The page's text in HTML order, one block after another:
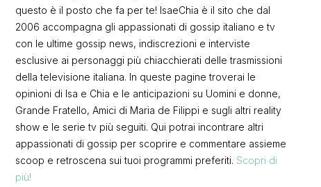
questo è il posto che fa per te! IsaeChia è il sito che dal
2006 accompagna gli appassionati di gossip italiano e tv
con le ultime gossip news, indiscrezioni e interviste
esclusive ai personaggi più chiacchierati delle trasmissioni
della televisione italiana. In queste pagine troverai le
opinioni di Isa e Chia e le anticipazioni su Uomini e donne,
Grande Fratello, Amici di Maria de Filippi e sugli altri reality
show e le serie tv più seguiti. Qui potrai incontrare altri
appassionati di gossip per scoprire e commentare assieme
scoop e retroscena sui tuoi programmi preferiti. Scopri di
più!